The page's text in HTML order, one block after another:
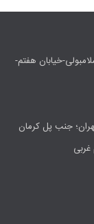
خیابان هفتم-
به سمت تهران؛ جنب پل کرمان